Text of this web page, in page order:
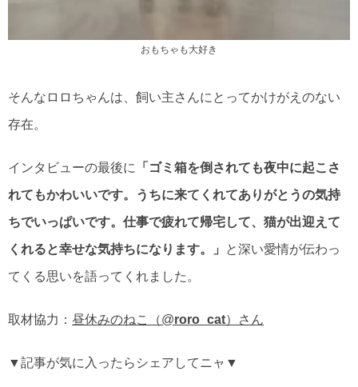
おもちゃも大好き
そんなロロちゃんは、飼い主さんにとってかけがえのない
存在。
インタビューの最後に
「ゴミ箱を倒されても夜中に起こさ
れてもかわいいです。うちに来てくれてありがとうの気持
ちでいっぱいです。仕事で疲れて帰宅して、猫が出迎えて
くれると幸せな気持ちになります。」
と深い愛情が伝わっ
てくる思いを語ってくれました。
取材協力： 昼休みのねこ（@roro_cat）さん
▼記事が気に入ったらシェアしてニャ▼